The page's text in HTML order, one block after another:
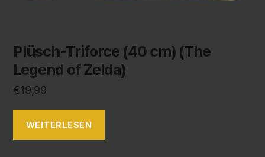
Plüsch-Triforce (40 cm) (The
Legend of Zelda)
€19,99
WEITERLESEN